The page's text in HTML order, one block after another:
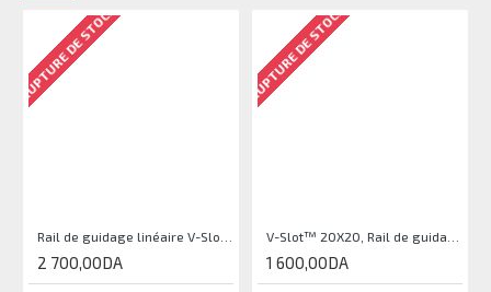
RUPTURE DE STOCK
2 700,00DA
RUPTURE DE STOCK
1 600,00DA